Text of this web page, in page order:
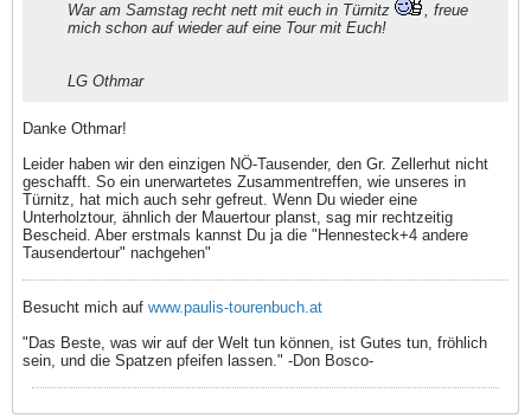
War am Samstag recht nett mit euch in Türnitz
, freue
mich schon auf wieder auf eine Tour mit Euch!
LG Othmar
Danke Othmar!
Leider haben wir den einzigen NÖ-Tausender, den Gr. Zellerhut nicht
geschafft. So ein unerwartetes Zusammentreffen, wie unseres in
Türnitz, hat mich auch sehr gefreut. Wenn Du wieder eine
Unterholztour, ähnlich der Mauertour planst, sag mir rechtzeitig
Bescheid. Aber erstmals kannst Du ja die "Hennesteck+4 andere
Tausendertour" nachgehen"
Besucht mich auf www.paulis-tourenbuch.at
"Das Beste, was wir auf der Welt tun können, ist Gutes tun, fröhlich
sein, und die Spatzen pfeifen lassen." -Don Bosco-